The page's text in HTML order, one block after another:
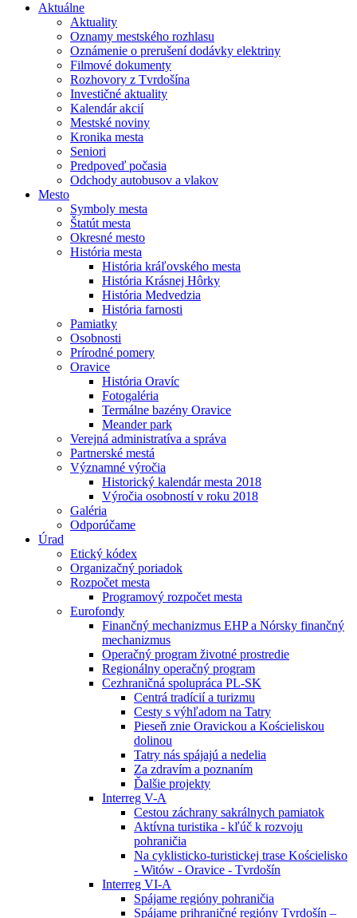
Aktuálne
Aktuality
Oznamy mestského rozhlasu
Oznámenie o prerušení dodávky elektriny
Filmové dokumenty
Rozhovory z Tvrdošína
Investičné aktuality
Kalendár akcií
Mestské noviny
Kronika mesta
Seniori
Predpoveď počasia
Odchody autobusov a vlakov
Mesto
Symboly mesta
Štatút mesta
Okresné mesto
História mesta
História kráľovského mesta
História Krásnej Hôrky
História Medvedzia
História farnosti
Pamiatky
Osobnosti
Prírodné pomery
Oravice
História Oravíc
Fotogaléria
Termálne bazény Oravice
Meander park
Verejná administratíva a správa
Partnerské mestá
Významné výročia
Historický kalendár mesta 2018
Výročia osobností v roku 2018
Galéria
Odporúčame
Úrad
Etický kódex
Organizačný poriadok
Rozpočet mesta
Programový rozpočet mesta
Eurofondy
Finančný mechanizmus EHP a Nórsky finančný
mechanizmus
Operačný program životné prostredie
Regionálny operačný program
Cezhraničná spolupráca PL-SK
Centrá tradícií a turizmu
Cesty s výhľadom na Tatry
Pieseň znie Oravickou a Kościeliskou
dolinou
Tatry nás spájajú a nedelia
Za zdravím a poznaním
Ďalšie projekty
Interreg V-A
Cestou záchrany sakrálnych pamiatok
Aktívna turistika - kľúč k rozvoju
pohraničia
Na cyklisticko-turistickej trase Kościelisko
- Witów - Oravice - Tvrdošín
Interreg VI-A
Spájame regióny pohraničia
Spájame prihraničné regióny Tvrdošín –